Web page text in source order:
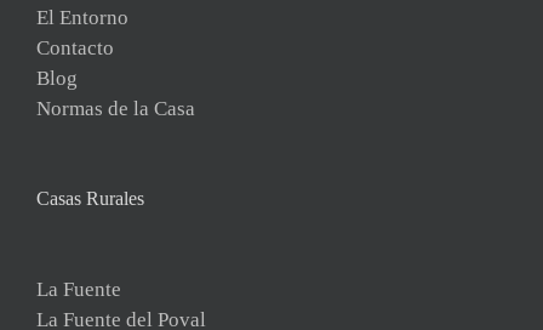
El Entorno
Contacto
Blog
Normas de la Casa
Casas Rurales
La Fuente
La Fuente del Poval